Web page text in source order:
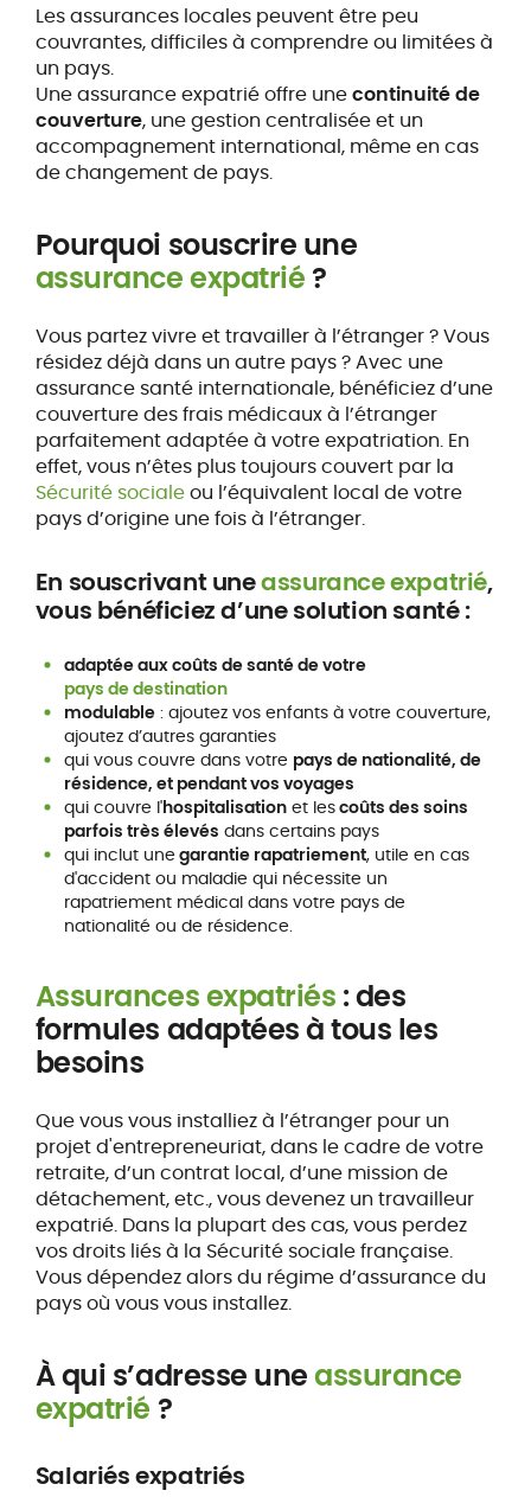
Les assurances locales peuvent être peu
couvrantes, difficiles à comprendre ou limitées à
un pays.
Une assurance expatrié offre unecontinuité de
couverture, une gestion centralisée et un
accompagnement international, même en cas
de changement de pays.
Pourquoi souscrire une
assurance expatrié ?
Vous partez vivre et travailler à l’étranger ? Vous
résidez déjà dans un autre pays ? Avec une
assurance santé internationale, bénéficiez d’une
couverture des frais médicaux à l’étranger
parfaitement adaptée à votre expatriation. En
effet, vous n’êtes plus toujours couvert par la
Sécurité socialeou l’équivalent local de votre
pays d’origine une fois à l’étranger.
En souscrivant uneassurance expatrié,
vous bénéficiez d’une solution santé :
adaptée aux coûts de santé de votre
pays de destination
modulable: ajoutez vos enfants à votre couverture,
ajoutez d’autres garanties
qui vous couvre dans votre pays de nationalité, de
résidence, et pendant vos voyages
qui couvre l'hospitalisationet lescoûts des soins
parfois très élevés dans certains pays
qui inclut une garantie rapatriement, utile en cas
d'accident ou maladie qui nécessite un
rapatriement médical dans votre pays de
nationalité ou de résidence.
Assurances expatriés : des
formules adaptées à tous les
besoins
Que vous vous installiez à l’étranger pour un
projet d'entrepreneuriat, dans le cadre de votre
retraite, d’un contrat local, d’une mission de
détachement, etc., vous devenez un travailleur
expatrié. Dans la plupart des cas, vous perdez
vos droits liés à la Sécurité sociale française.
Vous dépendez alors du régime d’assurance du
pays où vous vous installez.
À qui s’adresse uneassurance
expatrié ?
Salariés expatriés